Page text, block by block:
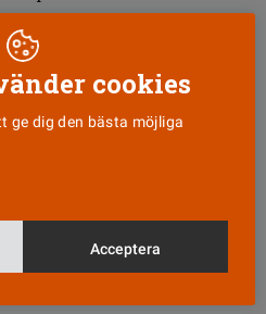
brister
är ett
Där finns
även om en del
sedan 2003 årliga
annat äldreomsorg. Läs
cookies
ge dig den bästa möjliga
Acceptera